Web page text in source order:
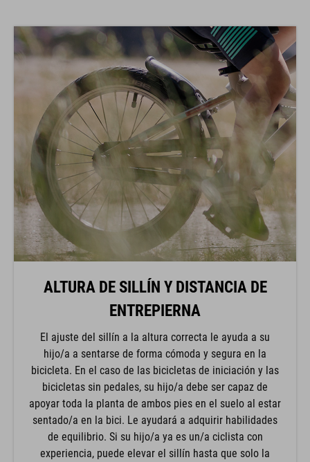
ALTURA DE SILLÍN Y DISTANCIA DE
ENTREPIERNA
El ajuste del sillín a la altura correcta le ayuda a su
hijo/a a sentarse de forma cómoda y segura en la
bicicleta. En el caso de las bicicletas de iniciación y las
bicicletas sin pedales, su hijo/a debe ser capaz de
apoyar toda la planta de ambos pies en el suelo al estar
sentado/a en la bici. Le ayudará a adquirir habilidades
de equilibrio. Si su hijo/a ya es un/a ciclista con
experiencia, puede elevar el sillín hasta que solo la